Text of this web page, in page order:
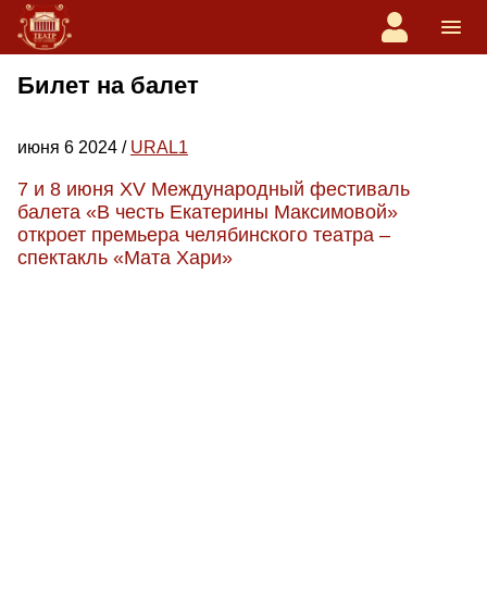
Билет на балет
июня 6 2024 / URAL1
7 и 8 июня XV Международный фестиваль
балета «В честь Екатерины Максимовой»
откроет премьера челябинского театра –
спектакль «Мата Хари»